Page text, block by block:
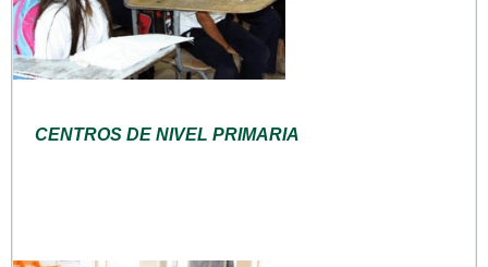
CENTROS DE NIVEL PRIMARIA